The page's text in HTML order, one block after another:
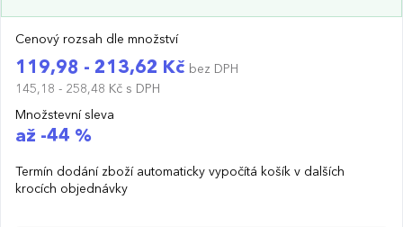
Cenový rozsah dle množství
119,98 - 213,62 Kč bez DPH
145,18 - 258,48 Kč s DPH
Množstevní sleva
až -44 %
Termín dodání zboží automaticky vypočítá košík v dalších
krocích objednávky